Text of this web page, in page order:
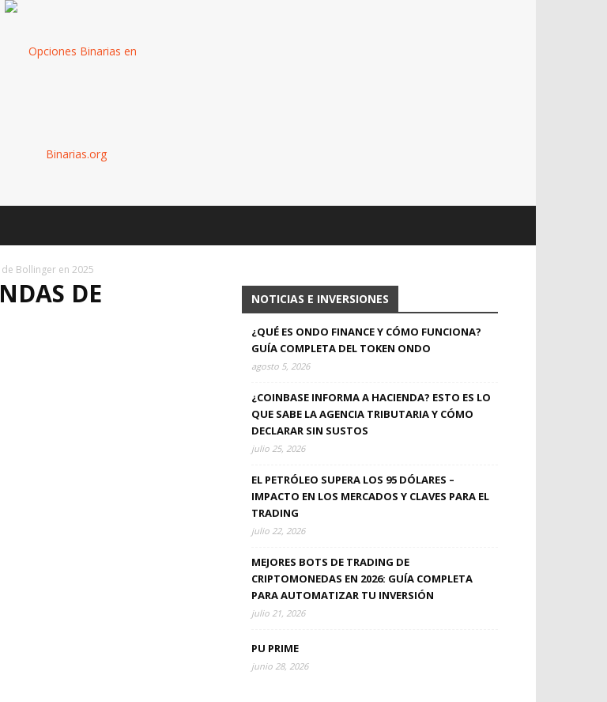
Bollinger en 2025
DE
NOTICIAS E INVERSIONES
¿QUÉ ES ONDO FINANCE Y CÓMO FUNCIONA?
GUÍA COMPLETA DEL TOKEN ONDO
agosto 5, 2026
¿COINBASE INFORMA A HACIENDA? ESTO ES LO
QUE SABE LA AGENCIA TRIBUTARIA Y CÓMO
DECLARAR SIN SUSTOS
julio 25, 2026
EL PETRÓLEO SUPERA LOS 95 DÓLARES –
IMPACTO EN LOS MERCADOS Y CLAVES PARA EL
TRADING
julio 22, 2026
MEJORES BOTS DE TRADING DE
CRIPTOMONEDAS EN 2026: GUÍA COMPLETA
PARA AUTOMATIZAR TU INVERSIÓN
julio 21, 2026
PU PRIME
junio 28, 2026